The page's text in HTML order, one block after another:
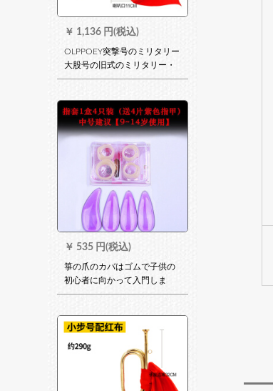
￥ 1,136 円(税込)
OLPPOEY突撃号のミリタリー
大股号の旧式のミリタリー・
サイズト・精密工芸器の铜小
布を配して军用番号袋を送
る。
￥ 535 円(税込)
箏の爪のカバはゴムで子供の
初心者に向かって入門しま
す。成人の进级试验を受ける
の付属品の中号右手（紫の
爪）